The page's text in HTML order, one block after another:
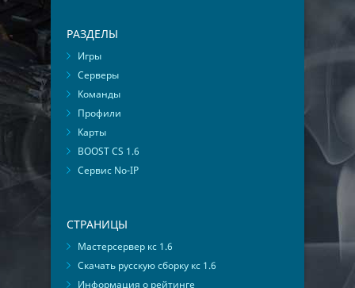
РАЗДЕЛЫ
Игры
Серверы
Команды
Профили
Карты
BOOST CS 1.6
Сервис No-IP
СТРАНИЦЫ
Мастерсервер кс 1.6
Скачать русскую сборку кс 1.6
Информация о рейтинге